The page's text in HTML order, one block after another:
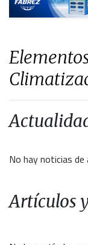
No hay noticias
Artículos